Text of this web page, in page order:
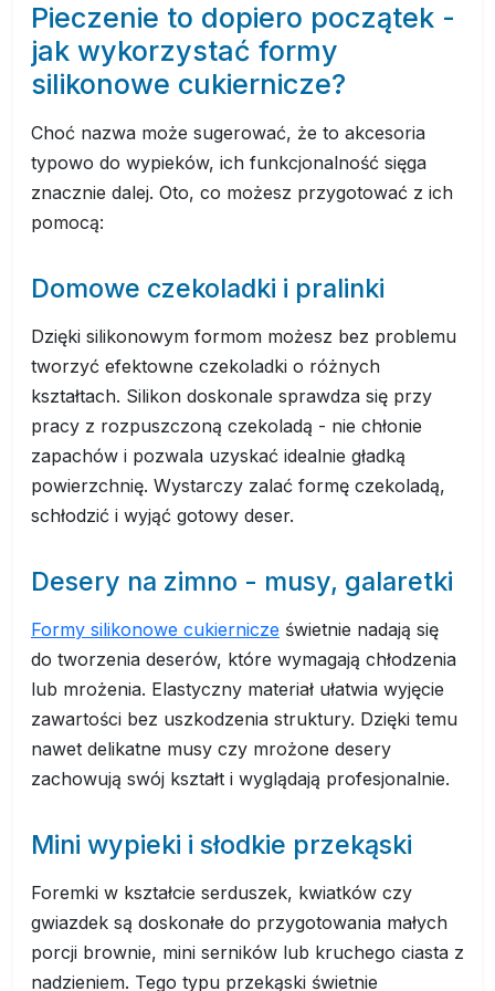
Pieczenie to dopiero początek -
jak wykorzystać formy
silikonowe cukiernicze?
Choć nazwa może sugerować, że to akcesoria
typowo do wypieków, ich funkcjonalność sięga
znacznie dalej. Oto, co możesz przygotować z ich
pomocą:
Domowe czekoladki i pralinki
Dzięki silikonowym formom możesz bez problemu
tworzyć efektowne czekoladki o różnych
kształtach. Silikon doskonale sprawdza się przy
pracy z rozpuszczoną czekoladą - nie chłonie
zapachów i pozwala uzyskać idealnie gładką
powierzchnię. Wystarczy zalać formę czekoladą,
schłodzić i wyjąć gotowy deser.
Desery na zimno - musy, galaretki
Formy silikonowe cukiernicze świetnie nadają się
do tworzenia deserów, które wymagają chłodzenia
lub mrożenia. Elastyczny materiał ułatwia wyjęcie
zawartości bez uszkodzenia struktury. Dzięki temu
nawet delikatne musy czy mrożone desery
zachowują swój kształt i wyglądają profesjonalnie.
Mini wypieki i słodkie przekąski
Foremki w kształcie serduszek, kwiatków czy
gwiazdek są doskonałe do przygotowania małych
porcji brownie, mini serników lub kruchego ciasta z
nadzieniem. Tego typu przekąski świetnie